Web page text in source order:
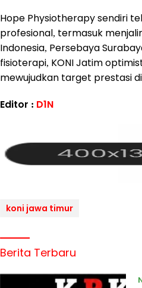
Hope Physiotherapy sendiri
profesional, termasuk
Indonesia, Persebaya
fisioterapi, KONI Jatim
mewujudkan target prestasi
Editor : D1N
koni jawa timur
Berita Terbaru